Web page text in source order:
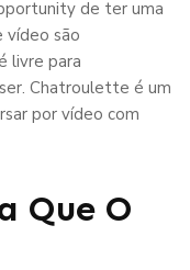
de ter uma
vídeo são
livre para
Chatroulette é um
por vídeo com
Que O